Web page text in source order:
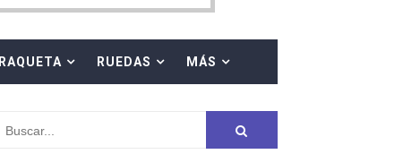
en el Grand Slam Mexico
RAQUETA RUEDAS MÁS